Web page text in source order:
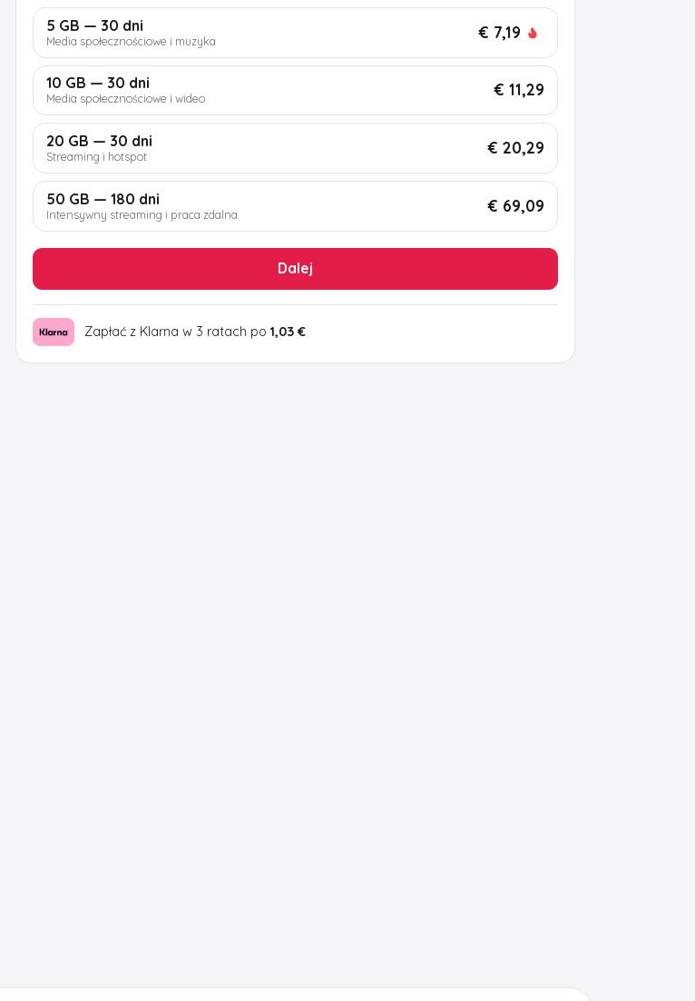
5 GB — 30 dni
Media społecznościowe i muzyka € 7,19
10 GB — 30 dni
Media społecznościowe i wideo € 11,29
20 GB — 30 dni
Streaming i hotspot € 20,29
50 GB — 180 dni
Intensywny streaming i praca zdalna € 69,09
Dalej
Zapłać z Klarna w 3 ratach po 1,03 €